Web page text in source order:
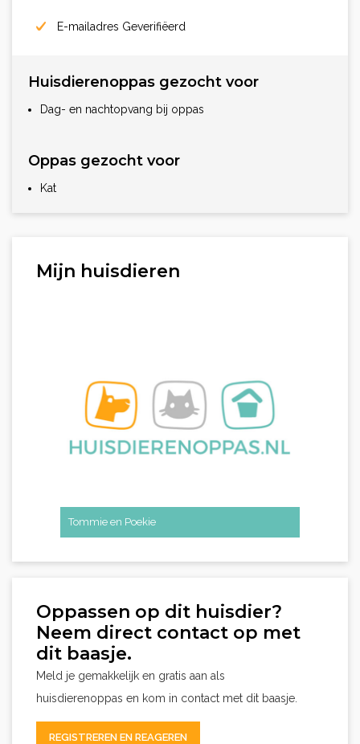
E-mailadres Geverifiëerd
Huisdierenoppas gezocht voor
Dag- en nachtopvang bij oppas
Oppas gezocht voor
Kat
Mijn huisdieren
Tommie en Poekie
Oppassen op dit huisdier?
Neem direct contact op met
dit baasje.
Meld je gemakkelijk en gratis aan als
huisdierenoppas en kom in contact met dit baasje.
REGISTREREN EN REAGEREN